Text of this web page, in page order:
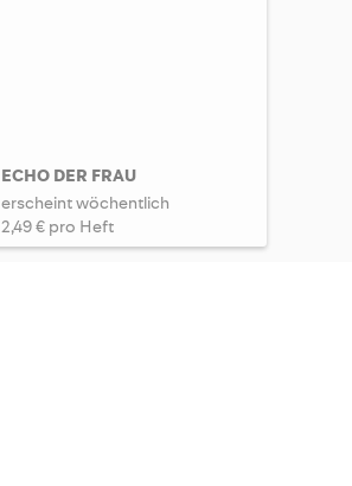
ECHO DER FRAU
erscheint wöchentlich
2,49 € pro Heft